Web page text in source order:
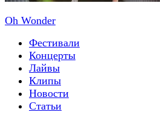
Oh Wonder
Фестивали
Концерты
Лайвы
Клипы
Новости
Статьи